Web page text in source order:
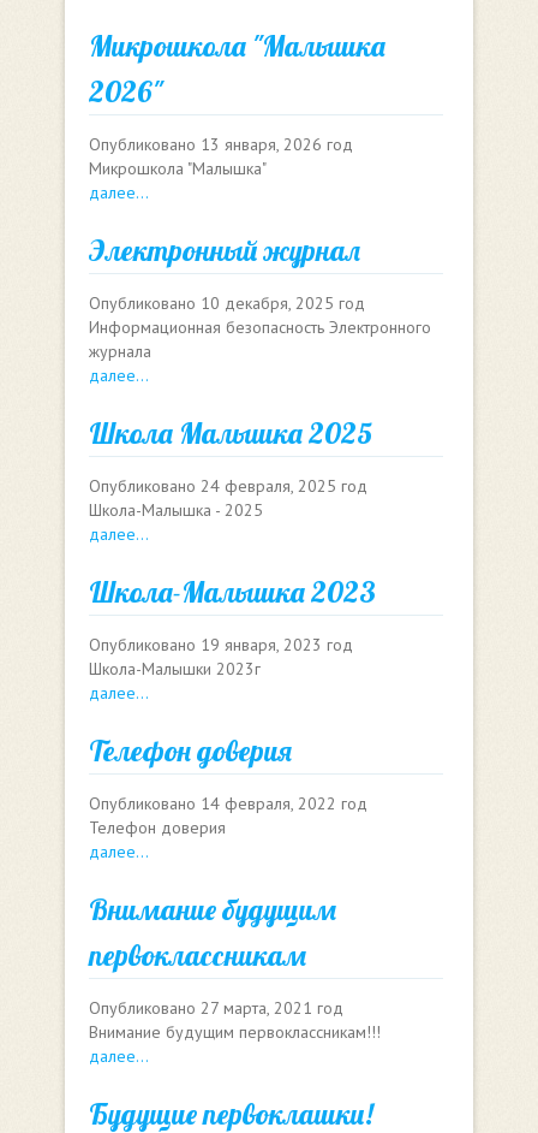
Микрошкола "Малышка
2026"
Опубликовано 13 января, 2026 год
Микрошкола "Малышка"
далее...
Электронный журнал
Опубликовано 10 декабря, 2025 год
Информационная безопасность Электронного
журнала
далее...
Школа Малышка 2025
Опубликовано 24 февраля, 2025 год
Школа-Малышка - 2025
далее...
Школа-Малышка 2023
Опубликовано 19 января, 2023 год
Школа-Малышки 2023г
далее...
Телефон доверия
Опубликовано 14 февраля, 2022 год
Телефон доверия
далее...
Внимание будущим
первоклассникам
Опубликовано 27 марта, 2021 год
Внимание будущим первоклассникам!!!
далее...
Будущие первоклашки!